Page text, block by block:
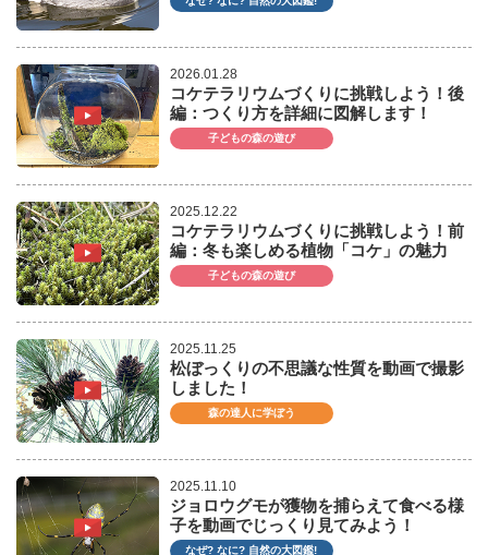
2026.01.28
コケテラリウムづくりに挑戦しよう！後
編：つくり方を詳細に図解します！
子どもの森の遊び
2025.12.22
コケテラリウムづくりに挑戦しよう！前
編：冬も楽しめる植物「コケ」の魅力
子どもの森の遊び
2025.11.25
松ぼっくりの不思議な性質を動画で撮影
しました！
森の達人に学ぼう
2025.11.10
ジョロウグモが獲物を捕らえて食べる様
子を動画でじっくり見てみよう！
なぜ? なに? 自然の大図鑑!